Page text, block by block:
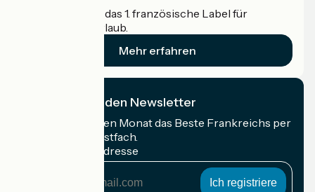
Accueil Vélo ist das 1. französische Label für
Radfahrer im Urlaub.
Mehr erfahren
Ich abonniere den Newsletter
Erhalten Sie jeden Monat das Beste Frankreichs per
Rad in Ihrem Postfach.
Meine E-Mail-Adresse